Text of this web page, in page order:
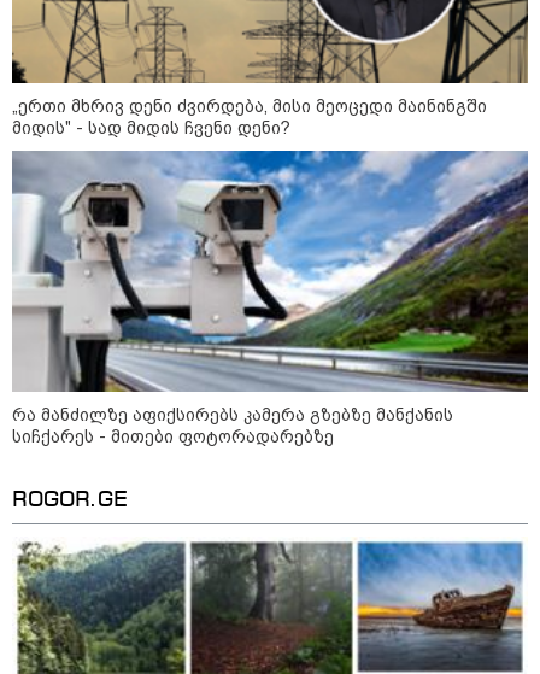
ბოსტანი აივანზე: რომელი
ბოსტნეული და მწვანილი
იზრდება მარტივად ქოთნებში
რა უნდა იყოს იდეალურ პლაჟის
ჩანთაში: სრული ჩეკლისტი
ზღვაზე წასვლამდე
კონფლიქტები
„ერთი მხრივ დენი ძვირდება, მისი მეოცედი მაინინგში
მიდის" - სად მიდის ჩვენი დენი?
რა მანძილზე აფიქსირებს კამერა გზებზე მანქანის
სიჩქარეს - მითები ფოტორადარებზე
ROGOR.GE